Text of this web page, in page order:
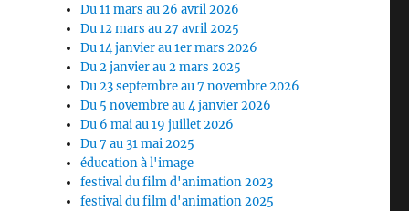
Du 11 mars au 26 avril 2026
Du 12 mars au 27 avril 2025
Du 14 janvier au 1er mars 2026
Du 2 janvier au 2 mars 2025
Du 23 septembre au 7 novembre 2026
Du 5 novembre au 4 janvier 2026
Du 6 mai au 19 juillet 2026
Du 7 au 31 mai 2025
éducation à l'image
festival du film d'animation 2023
festival du film d'animation 2025